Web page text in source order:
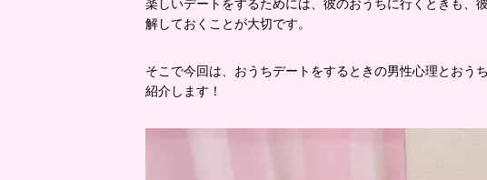
楽しいデートをするためには、彼のおうちに行くときも、
解しておくことが大切です。
そこで今回は、おうちデートをするときの男性心理とおう
紹介します！